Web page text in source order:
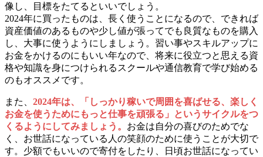
像し、目標をたてるといいでしょう。
2024年に買ったものは、長く使うことになるので、できれば
資産価値のあるものや少し値が張ってでも良質なものを購入
し、大事に使うようにしましょう。習い事やスキルアップに
お金をかけるのにもいい年なので、将来に役立つと思える資
格や知識を身につけられるスクールや通信教育で学び始める
のもオススメです。
また、 2024年は、「しっかり稼いで周囲を喜ばせる、楽しく
お金を使うためにもっと仕事を頑張る」というサイクルをつ
くるようにしてみましょう。 お金は自分の喜びのためでな
く、お世話になっている人の笑顔のために使うことが大切で
す。少額でもいいので寄付をしたり、日頃お世話になってい